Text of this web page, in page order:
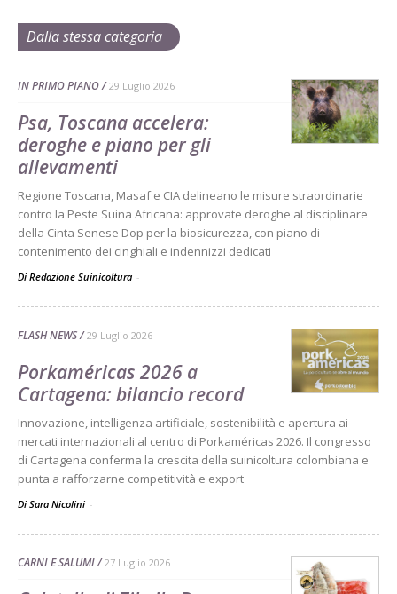
Dalla stessa categoria
IN PRIMO PIANO 29 Luglio 2026
Psa, Toscana accelera:
deroghe e piano per gli
allevamenti
Regione Toscana, Masaf e CIA delineano le misure straordinarie
contro la Peste Suina Africana: approvate deroghe al disciplinare
della Cinta Senese Dop per la biosicurezza, con piano di
contenimento dei cinghiali e indennizzi dedicati
Di Redazione Suinicoltura -
FLASH NEWS 29 Luglio 2026
Porkaméricas 2026 a
Cartagena: bilancio record
Innovazione, intelligenza artificiale, sostenibilità e apertura ai
mercati internazionali al centro di Porkaméricas 2026. Il congresso
di Cartagena conferma la crescita della suinicoltura colombiana e
punta a rafforzarne competitività e export
Di Sara Nicolini -
CARNI E SALUMI 27 Luglio 2026